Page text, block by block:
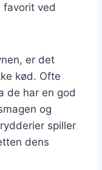
favorit ved
er det
kød. Ofte
de har en god
og
spiller
dens